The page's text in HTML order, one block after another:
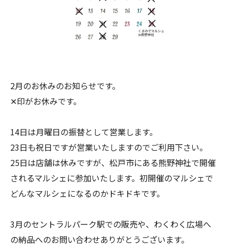
2月のお休みのお知らせです。
✕印がお休みです。
14日は月曜日の振替として営業します。
23日も祝日ですが営業いたしますのでご利用下さい。
25日は店舗は休みですが、松戸市にある熊野神社で開催
されるマルシェに参加いたします。初開催のマルシェで
どんなマルシェになるのかドキドキです。
3月のセントラルパーク駅での販売や、わくわく広場へ
の納品へのお問い合わせありがとうございます。